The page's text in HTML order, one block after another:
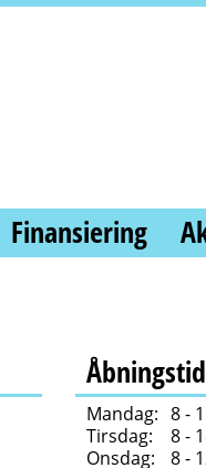
Finansiering
Mandag: 8 -
Tirsdag:
8 -
Onsdag:
8 -